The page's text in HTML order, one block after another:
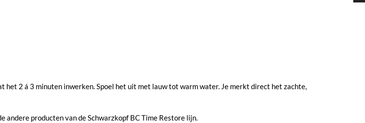
het 2 á 3 minuten inwerken. Spoel het uit met lauw tot warm water. Je merkt direct het zachte,
producten van de Schwarzkopf BC Time Restore lijn.